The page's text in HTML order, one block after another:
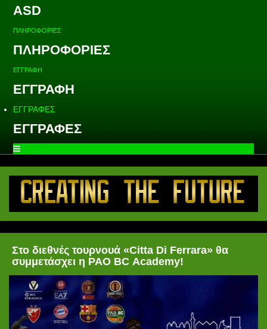
ASD
ΠΛΗΡΟΦΟΡΙΕΣ
ΠΛΗΡΟΦΟΡΙΕΣ
ΕΓΓΡΑΦΗ
ΕΓΓΡΑΦΗ
ΕΓΓΡΑΦΕΣ
ΕΓΓΡΑΦΕΣ
Στο διεθνές τουρνουά «Citta Di Ferrara» θα
συμμετάσχει η PAO BC Academy!